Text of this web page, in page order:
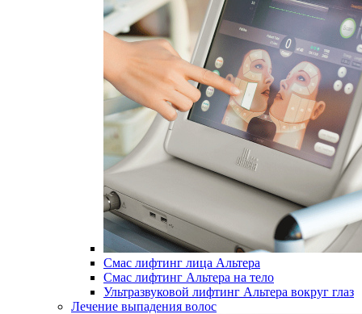
Смас лифтинг лица Альтера
Смас лифтинг Альтера на тело
Ультразвуковой лифтинг Альтера вокруг глаз
Лечение выпадения волос